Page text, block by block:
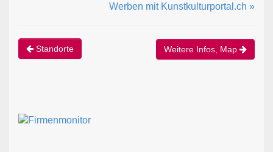
Werben mit Kunstkulturportal.ch »
Standorte Weitere Infos, Map